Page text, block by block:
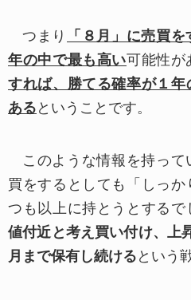
サーバーで発生した問題の原因究明
当社のWebサイトは、
利用することがあります。
お客さまの関心事に合わせたサービスの提供
クッキー利用で入手し
た集約情報を公表するこ
利用者を識別できる情報は
つまり
「８月」に売買
年の中で最も高い可能性が
すれば、勝てる確率が１
ある ということです。
このような情報を持っ
買をするとしても「しっ
つも以上に持とうとするで
値付近と考え買い付け、上
月まで保有し続ける という